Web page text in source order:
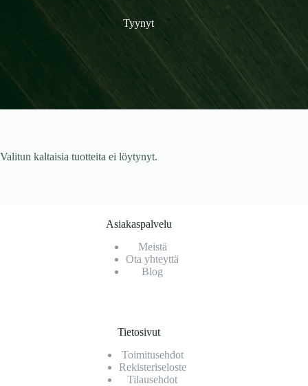
Tyynyt
Valitun kaltaisia tuotteita ei löytynyt.
Asiakaspalvelu
Meistä
Ota yhteyttä
Blog
Tietosivut
Toimitusehdot
Rekisteriseloste
Tilausehdot